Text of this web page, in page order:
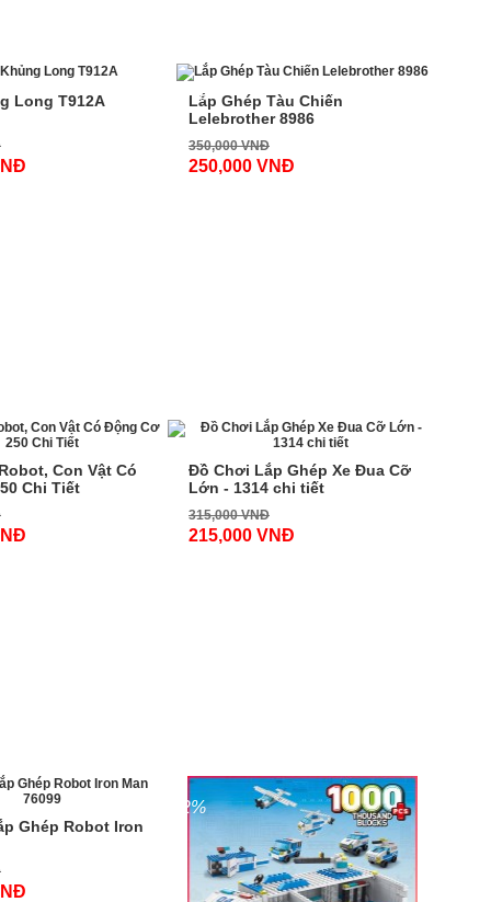
Long T912A -29%Lắp Ghép Tàu Chiến
Lelebrother 8986
350,000 VNĐ
250,000 VNĐ
Con Vật Có
Chi Tiết
Đồ Chơi Lắp Ghép Xe Đua Cỡ
Lớn - 1314 chi tiết
315,000 VNĐ
215,000 VNĐ
Ghép Robot Iron
-32%